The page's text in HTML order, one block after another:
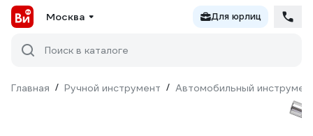
Москва Для юрлиц
Поиск в каталоге
Главная / Ручной инструмент / Автомобильный